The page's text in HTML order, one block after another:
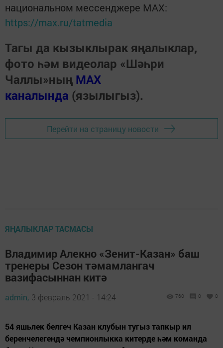
национальном мессенджере MАХ:
https://max.ru/tatmedia
Тагы да кызыклырак яңалыклар,
фото һәм видеолар «Шәһри
Чаллы»ның MAX
каналында (язылыгыз).
Перейти на страницу новости
ЯҢАЛЫКЛАР ТАСМАСЫ
Владимир Алекно «Зенит-Казан» баш
тренеры Сезон тәмамлангач
вазифасыннан китә
admin, 3 февраль 2021 - 14:24 760 0 0
54 яшьлек белгеч Казан клубын тугыз тапкыр ил
беренчелегендә чемпионлыкка китерде һәм команда